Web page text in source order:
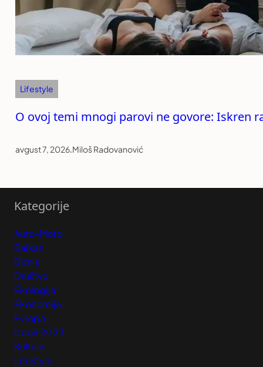
Lifestyle
O ovoj temi mnogi parovi ne govore: Iskren
avgust 7, 2026.Miloš Radovanović
Kategorije
Auto-Moto
Balkan
Biznis
Društvo
Ekologija
Ekonomija
Evropa
Izbori 2023
Kultura
Lifestyle